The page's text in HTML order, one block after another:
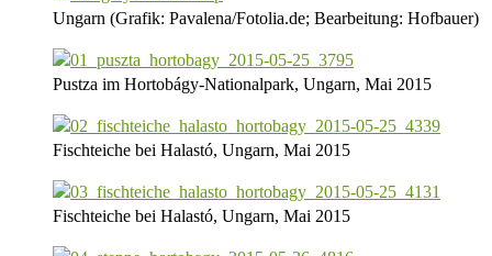
Ungarn (Grafik: Pavalena/Fotolia.de; Bearbeitung: Hofbauer)
Pustza im Hortobágy-Nationalpark, Ungarn, Mai 2015
Fischteiche bei Halastó, Ungarn, Mai 2015
Fischteiche bei Halastó, Ungarn, Mai 2015